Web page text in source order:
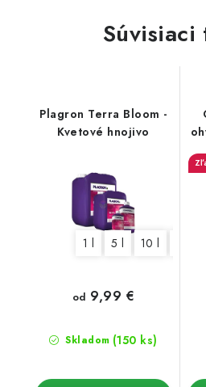
Súvisiaci
Plagron Terra Bloom -
Kvetové hnojivo
1 l 5 l 10 l
Skladom (150 ks)
od 9,99 €